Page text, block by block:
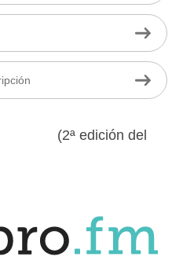
(2ª edición del